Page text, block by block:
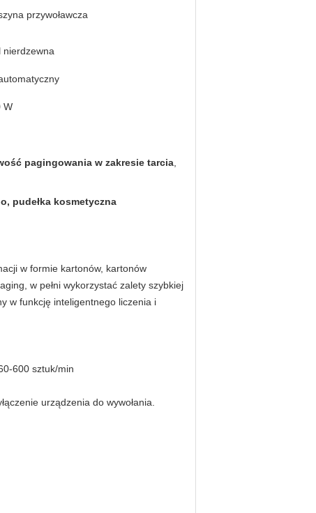
przywoławcza
nierdzewna
W
pagingowania w zakresie tarcia
pudełka kosmetyczna
w formie kartonów, kartonów
w pełni wykorzystać zalety szybkiej
w funkcję inteligentnego liczenia i
600 sztuk/min
urządzenia do wywołania.